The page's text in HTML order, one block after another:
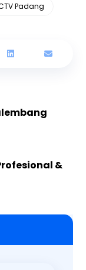
Padang
&